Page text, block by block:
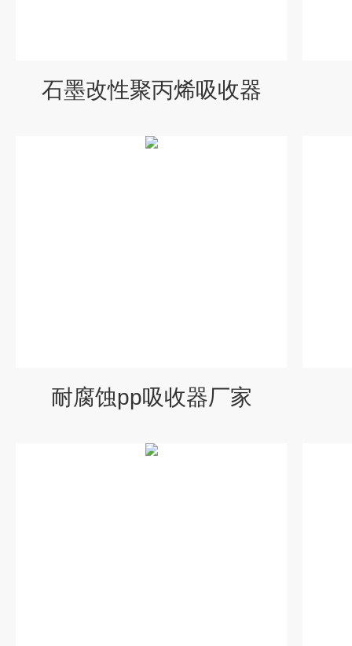
石墨改性聚丙烯吸收器
耐腐蚀pp吸收器厂家